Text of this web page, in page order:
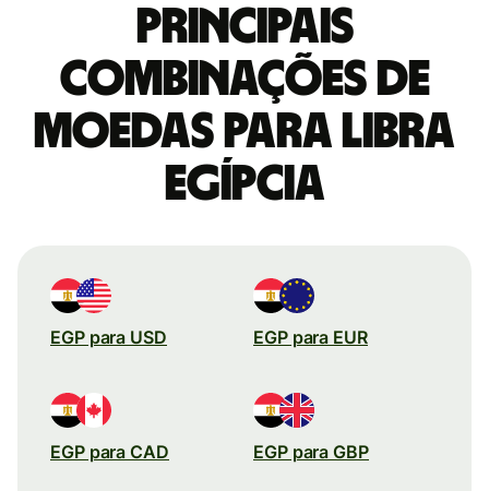
Principais
combinações de
moedas para Libra
egípcia
EGP para USD EGP para EUR
EGP para CAD EGP para GBP